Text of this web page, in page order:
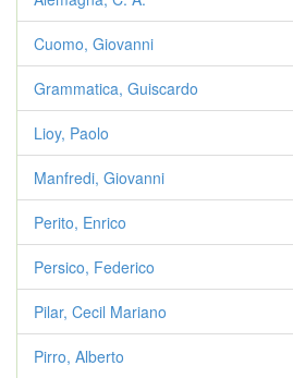
Cuomo, Giovanni
Grammatica, Guiscardo
Lioy, Paolo
Manfredi, Giovanni
Perito, Enrico
Persico, Federico
Pilar, Cecil Mariano
Pirro, Alberto